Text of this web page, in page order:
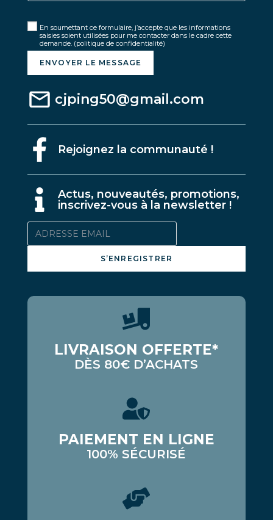
En soumettant ce formulaire, j’accepte que les informations
saisies soient utilisées pour me contacter dans le cadre cette
demande. (politique de confidentialité)
ENVOYER LE MESSAGE
cjping50@gmail.com
Rejoignez la communauté !
Actus, nouveautés, promotions,
inscrivez-vous à la newsletter !
S’ENREGISTRER
LIVRAISON OFFERTE*
DÈS 80€ D’ACHATS
PAIEMENT EN LIGNE
100% SÉCURISÉ